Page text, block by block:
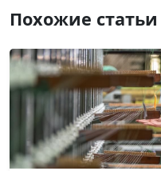
Похожие статьи